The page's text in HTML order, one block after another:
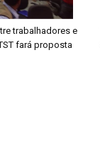
trabalhadores e
fará proposta